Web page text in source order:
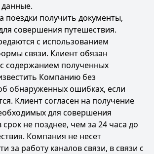
поездки получить документы,
совершения путешествия.
с использованием
связи. Клиент обязан
содержанием полученных
Компанию без
обнаруженных ошибках, если
Клиент согласен на получение
для совершения
срок не позднее, чем за 24 часа до
Компания не несет
за работу каналов связи, в связи с